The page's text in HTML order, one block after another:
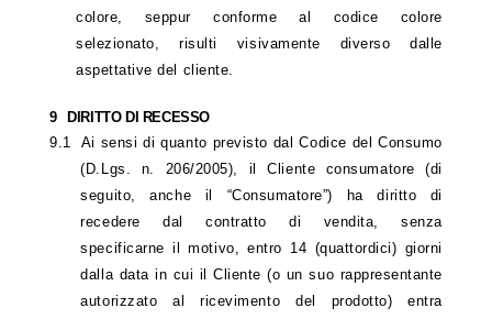
colore, seppur conforme al codice colore
selezionato, risulti visivamente diverso dalle
aspettative del cliente.
9
DIRITTO DI RECESSO
9.1
Ai sensi di quanto previsto dal Codice del Consumo
(D.Lgs. n. 206/2005), il Cliente consumatore (di
seguito, anche il “Consumatore”) ha diritto di
recedere dal contratto di vendita, senza
specificarne il motivo, entro 14 (quattordici) giorni
dalla data in cui il Cliente (o un suo rappresentante
autorizzato al ricevimento del prodotto) entra